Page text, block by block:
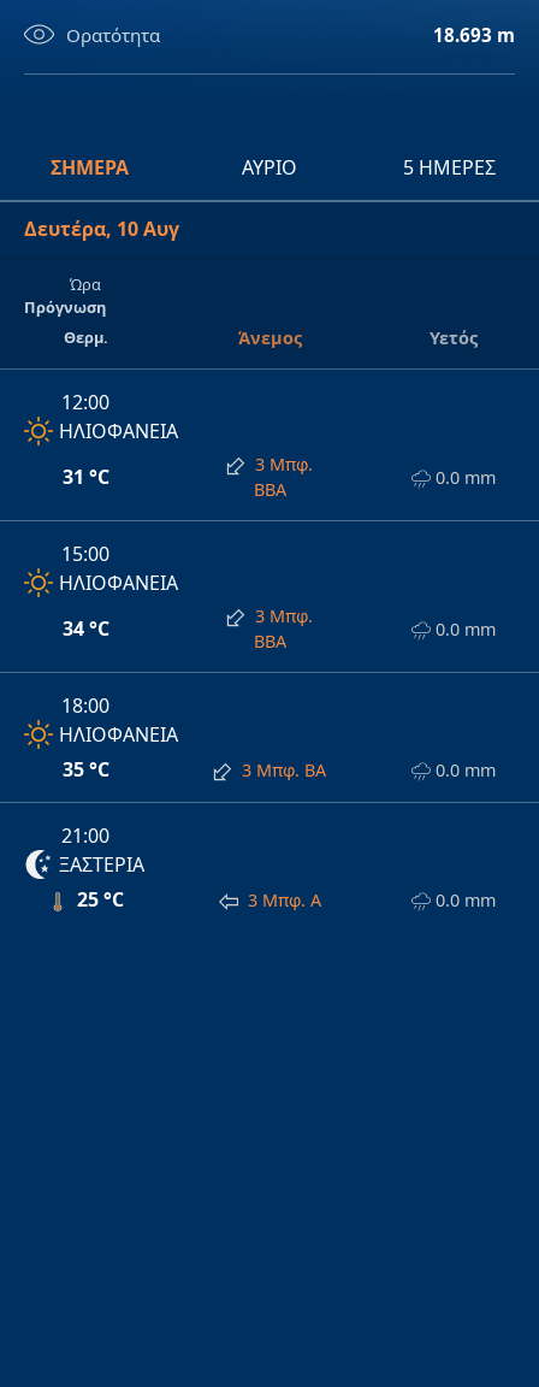
Ορατότητα
18.693 m
ΣΉΜΕΡΑ ΑΎΡΙΟ 5 ΗΜΈΡΕΣ
Δευτέρα, 10 Αυγ
Ώρα
Πρόγνωση
Θερμ.
Άνεμος Υετός
12:00
ΗΛΙΟΦΑΝΕΙΑ
31 °C
3 Μπφ.
ΒΒΑ
0.0 mm
15:00
ΗΛΙΟΦΑΝΕΙΑ
34 °C
3 Μπφ.
ΒΒΑ
0.0 mm
18:00
ΗΛΙΟΦΑΝΕΙΑ
35 °C
3 Μπφ. ΒΑ 0.0 mm
21:00
ΞΑΣΤΕΡΙΑ
25 °C
3 Μπφ. Α 0.0 mm